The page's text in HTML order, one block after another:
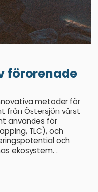
förorenade
metoder för
från Östersjön värst
användes för
TLC), och
och
ekosystem. .